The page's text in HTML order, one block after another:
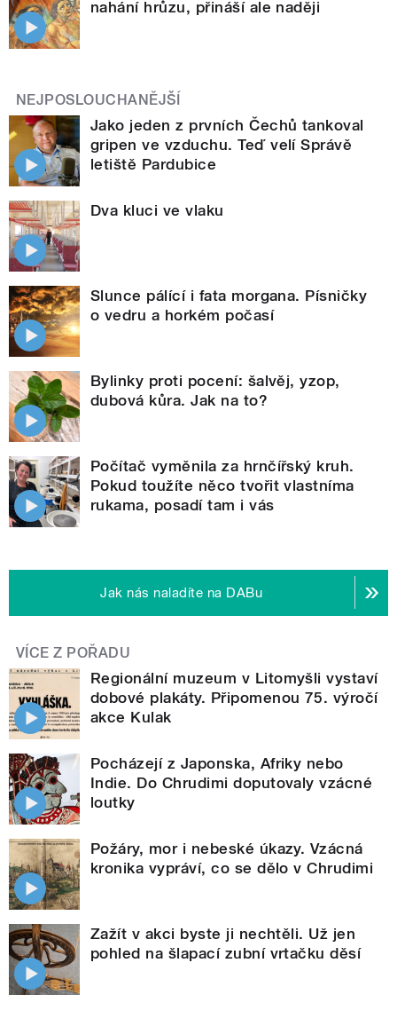
nahání hrůzu, přináší ale naději
NEJPOSLOUCHANĚJŠÍ
Jako jeden z prvních Čechů tankoval
gripen ve vzduchu. Teď velí Správě
letiště Pardubice
Dva kluci ve vlaku
Slunce pálící i fata morgana. Písničky
o vedru a horkém počasí
Bylinky proti pocení: šalvěj, yzop,
dubová kůra. Jak na to?
Počítač vyměnila za hrnčířský kruh.
Pokud toužíte něco tvořit vlastníma
rukama, posadí tam i vás
Jak nás naladíte na DABu
VÍCE Z POŘADU
Regionální muzeum v Litomyšli vystaví
dobové plakáty. Připomenou 75. výročí
akce Kulak
Pocházejí z Japonska, Afriky nebo
Indie. Do Chrudimi doputovaly vzácné
loutky
Požáry, mor i nebeské úkazy. Vzácná
kronika vypráví, co se dělo v Chrudimi
Zažít v akci byste ji nechtěli. Už jen
pohled na šlapací zubní vrtačku děsí